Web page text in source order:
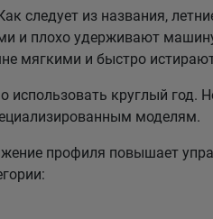
следует из названия,
и плохо удерживают
мягкими и быстро
круглый год.
моделям.
профиля повышает